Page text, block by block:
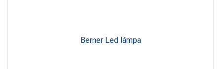
Berner Led lámpa